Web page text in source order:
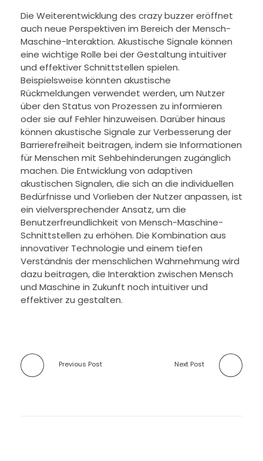
Die Weiterentwicklung des crazy buzzer eröffnet
auch neue Perspektiven im Bereich der Mensch-
Maschine-Interaktion. Akustische Signale können
eine wichtige Rolle bei der Gestaltung intuitiver
und effektiver Schnittstellen spielen.
Beispielsweise könnten akustische
Rückmeldungen verwendet werden, um Nutzer
über den Status von Prozessen zu informieren
oder sie auf Fehler hinzuweisen. Darüber hinaus
können akustische Signale zur Verbesserung der
Barrierefreiheit beitragen, indem sie Informationen
für Menschen mit Sehbehinderungen zugänglich
machen. Die Entwicklung von adaptiven
akustischen Signalen, die sich an die individuellen
Bedürfnisse und Vorlieben der Nutzer anpassen, ist
ein vielversprechender Ansatz, um die
Benutzerfreundlichkeit von Mensch-Maschine-
Schnittstellen zu erhöhen. Die Kombination aus
innovativer Technologie und einem tiefen
Verständnis der menschlichen Wahrnehmung wird
dazu beitragen, die Interaktion zwischen Mensch
und Maschine in Zukunft noch intuitiver und
effektiver zu gestalten.
Previous Post Next Post